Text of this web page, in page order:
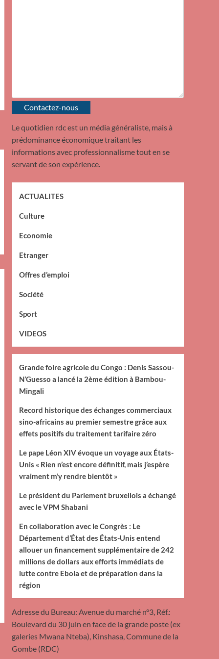
Contactez-nous
Le quotidien rdc est un média généraliste, mais à
prédominance économique traitant les
informations avec professionnalisme tout en se
servant de son expérience.
ACTUALITES
Culture
Economie
Etranger
Offres d’emploi
Société
Sport
VIDEOS
Grande foire agricole du Congo : Denis Sassou-
N’Guesso a lancé la 2ème édition à Bambou-
Mingali
Record historique des échanges commerciaux
sino-africains au premier semestre grâce aux
effets positifs du traitement tarifaire zéro
Le pape Léon XIV évoque un voyage aux États-
Unis « Rien n’est encore définitif, mais j’espère
vraiment m’y rendre bientôt »
Le président du Parlement bruxellois a échangé
avec le VPM Shabani
En collaboration avec le Congrès : Le
Département d’État des États-Unis entend
allouer un financement supplémentaire de 242
millions de dollars aux efforts immédiats de
lutte contre Ebola et de préparation dans la
région
Adresse du Bureau: Avenue du marché n°3, Réf.:
Boulevard du 30 juin en face de la grande poste (ex
galeries Mwana Nteba), Kinshasa, Commune de la
Gombe (RDC)